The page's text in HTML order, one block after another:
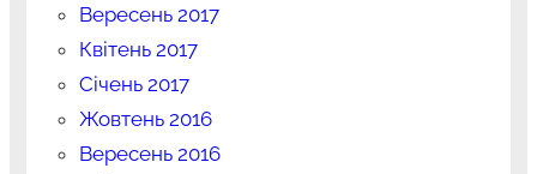
Вересень 2017
Квітень 2017
Січень 2017
Жовтень 2016
Вересень 2016